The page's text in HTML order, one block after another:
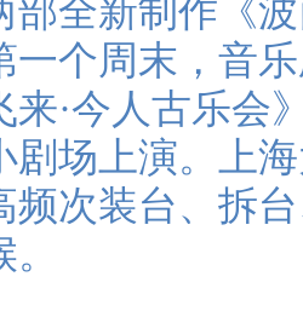
部全新制作《
一个周末，音
来·今人古乐会
剧场上演。上
频次装台、拆